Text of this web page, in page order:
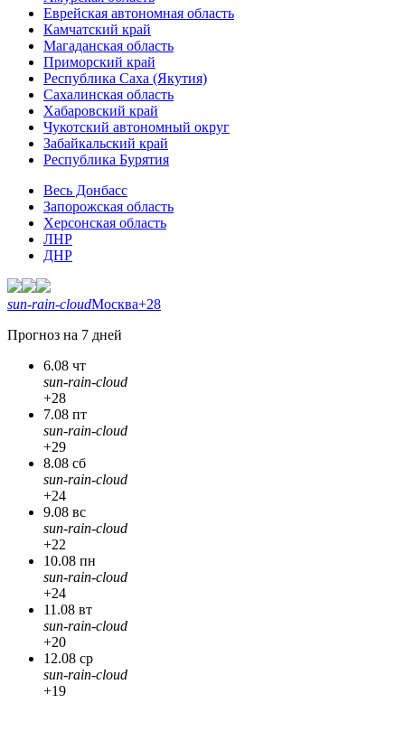
Еврейская автономная область
Камчатский край
Магаданская область
Приморский край
Республика Саха (Якутия)
Сахалинская область
Хабаровский край
Чукотский автономный округ
Забайкальский край
Республика Бурятия
Весь Донбасс
Запорожская область
Херсонская область
ЛНР
ДНР
sun-rain-cloudМосква+28
Прогноз на 7 дней
6.08 чт
sun-rain-cloud
+28
7.08 пт
sun-rain-cloud
+29
8.08 сб
sun-rain-cloud
+24
9.08 вс
sun-rain-cloud
+22
10.08 пн
sun-rain-cloud
+24
11.08 вт
sun-rain-cloud
+20
12.08 ср
sun-rain-cloud
+19